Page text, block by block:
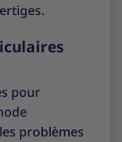
pour
problèmes